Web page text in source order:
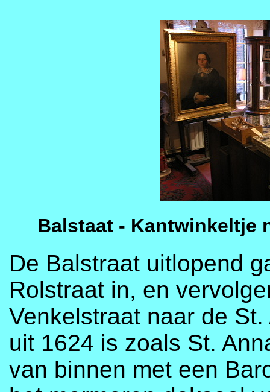
Balstaat - Kantwinkeltje
De Balstraat uitlopend
Rolstraat in, en
Venkelstraat naar de
uit 1624 is zoals St.
van binnen met een